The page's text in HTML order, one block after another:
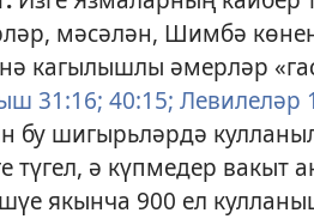
мәсәлән, Шимбә
кагылышлы әмерләр
31:16; 40:15; Левилеләр
бу шигырьләрдә
түгел, ә күпмедер вакыт
якынча 900 ел